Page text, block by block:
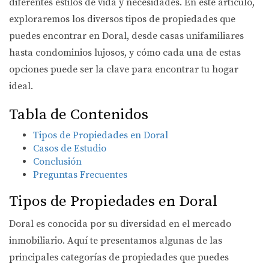
diferentes estilos de vida y necesidades. En este artículo,
exploraremos los diversos tipos de propiedades que
puedes encontrar en Doral, desde casas unifamiliares
hasta condominios lujosos, y cómo cada una de estas
opciones puede ser la clave para encontrar tu hogar
ideal.
Tabla de Contenidos
Tipos de Propiedades en Doral
Casos de Estudio
Conclusión
Preguntas Frecuentes
Tipos de Propiedades en Doral
Doral es conocida por su diversidad en el mercado
inmobiliario. Aquí te presentamos algunas de las
principales categorías de propiedades que puedes